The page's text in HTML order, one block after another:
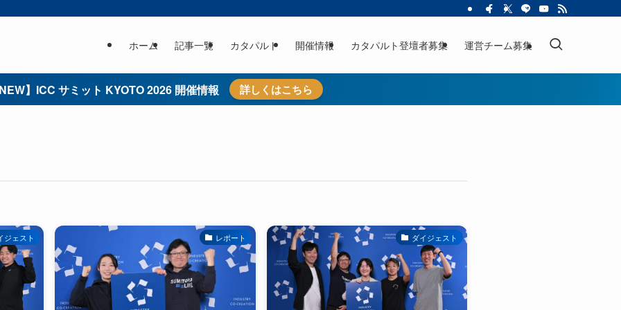
ホーム 記事一覧 カタパルト 開催情報 カタパルト登壇者募集 運営チーム募集
】ICC サミット KYOTO 2026 開催情報 詳しくはこちら
ジェスト レポート ダイジェスト